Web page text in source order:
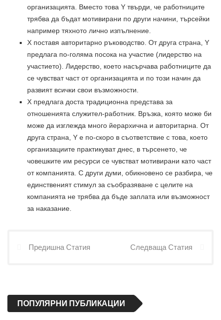
организацията. Вместо това Y твърди, че работниците
трябва да бъдат мотивирани по други начини, търсейки
например тяхното лично изпълнение.
X поставя авторитарно ръководство. От друга страна, Y
предлага по-голяма посока на участие (лидерство на
участието). Лидерство, което насърчава работниците да
се чувстват част от организацията и по този начин да
развият всички свои възможности.
X предлага доста традиционна представа за
отношенията служител-работник. Връзка, която може би
може да изглежда много йерархична и авторитарна. От
друга страна, Y е по-скоро в съответствие с това, което
организациите практикуват днес, в търсенето, че
човешките им ресурси се чувстват мотивирани като част
от компанията. С други думи, обикновено се разбира, че
единственият стимул за съобразяване с целите на
компанията не трябва да бъде заплата или възможност
за наказание.
Предишна Статия Следваща Статия
ПОПУЛЯРНИ ПУБЛИКАЦИИ